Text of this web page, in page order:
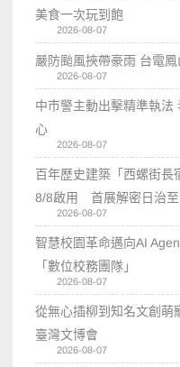
美食一次玩到飽
2026-08-07
嚴防颱風挾帶豪雨 台電
2026-08-07
中市警主動出擊精準執法
心
2026-08-07
百年歷史建築「西螺街長
8/8啟用 首展解密日治至
2026-08-07
智慧校園革命邁向AI
「數位校務團隊」
2026-08-07
從無心插柳到知名文創萌
臺灣文博會
2026-08-07